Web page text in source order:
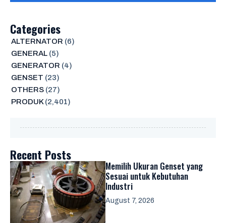
Categories
ALTERNATOR (6)
GENERAL(5)
GENERATOR (4)
GENSET (23)
OTHERS(27)
PRODUK(2,401)
Recent Posts
Memilih Ukuran Genset yang
Sesuai untuk Kebutuhan
Industri
August 7, 2026